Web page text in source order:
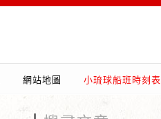
網站地圖 小琉球船班時刻表